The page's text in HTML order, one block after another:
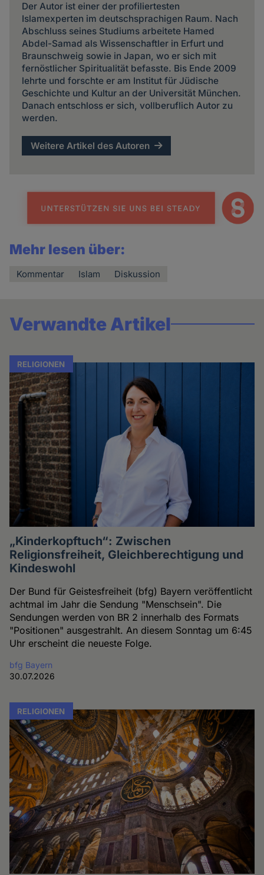
Der Autor ist einer der profiliertesten
Islamexperten im deutschsprachigen Raum. Nach
Abschluss seines Studiums arbeitete Hamed
Abdel-Samad als Wissenschaftler in Erfurt und
Braunschweig sowie in Japan, wo er sich mit
fernöstlicher Spiritualität befasste. Bis Ende 2009
lehrte und forschte er am Institut für Jüdische
Geschichte und Kultur an der Universität München.
Danach entschloss er sich, vollberuflich Autor zu
werden.
Weitere Artikel des Autoren
Mehr lesen über:
Kommentar Islam Diskussion
Verwandte Artikel
RELIGIONEN
„Kinderkopftuch“: Zwischen
Religionsfreiheit, Gleichberechtigung und
Kindeswohl
Der Bund für Geistesfreiheit (bfg) Bayern veröffentlicht
achtmal im Jahr die Sendung "Menschsein". Die
Sendungen werden von BR 2 innerhalb des Formats
"Positionen" ausgestrahlt. An diesem Sonntag um 6:45
Uhr erscheint die neueste Folge.
bfg Bayern
30.07.2026
RELIGIONEN